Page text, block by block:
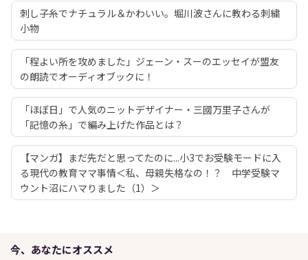
刺し子糸でナチュラル＆かわいい。堀川波さんに教わる刺繍
小物
「程よい所を攻めました」ジェーン・スーのエッセイが盟友
の朗読でオーディオブックに！
「ほぼ日」で人気のニットデザイナー・三國万里子さんが
「記憶の糸」で編み上げた作品とは？
【マンガ】まだ先だと思ってたのに...小3でお受験モードに入
る現代の教育ママ事情＜私、母親失格なの！？ 中学受験マ
ウント沼にハマりました（1）＞
今、あなたにオススメ